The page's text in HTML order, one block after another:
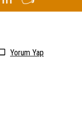
Yorum Yap